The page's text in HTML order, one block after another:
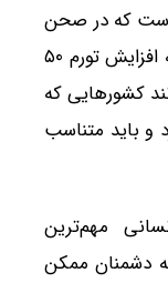
است که در صحن
علنی مجلس تاکید کردند که با توجه به افزایش تورم ۵۰
کشورهایی که
و باید متناسب
مهم‌ترین
دشمنان ممکن